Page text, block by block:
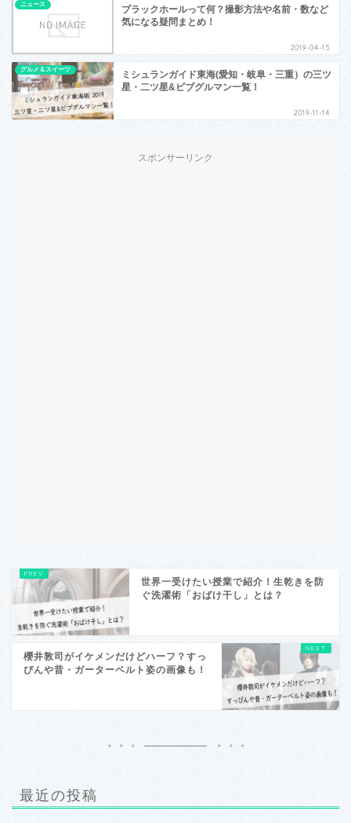
ニュース
ブラックホールって何？撮影方法や名前・数など
気になる疑問まとめ！
2019-04-15
グルメ＆スイーツ
ミシュランガイド東海(愛知・岐阜・三重）の三ツ
星・二ツ星&ビブグルマン一覧！
2019-11-14
スポンサーリンク
世界一受けたい授業で紹介！生乾きを防
ぐ洗濯術「おばけ干し」とは？
櫻井敦司がイケメンだけどハーフ？すっ
ぴんや昔・ガーターベルト姿の画像も！
最近の投稿